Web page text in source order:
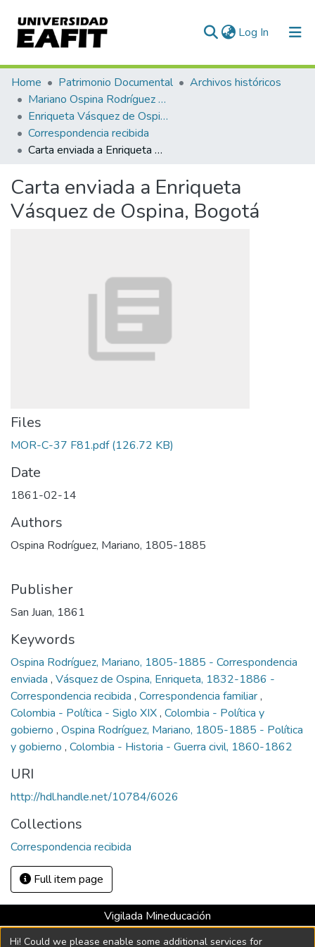
Log In (current)
Communities & Collections
All of DSpace
Statistics
Home Patrimonio Documental
Archivos históricos
Mariano Ospina Rodríguez (1826 -1912)
Enriqueta Vásquez de Ospina
Correspondencia recibida
Carta enviada a Enriqueta Vásquez de Ospina, Bogotá
Carta enviada a Enriqueta
Vásquez de Ospina, Bogotá
Files
MOR-C-37 F81.pdf(126.72 KB)
Date
1861-02-14
Authors
Ospina Rodríguez, Mariano, 1805-1885
Publisher
San Juan, 1861
Keywords
Ospina Rodríguez, Mariano, 1805-1885 - Correspondencia
enviada , Vásquez de Ospina, Enriqueta, 1832-1886 -
Correspondencia recibida , Correspondencia familiar,
Colombia - Política - Siglo XIX, Colombia - Política y
gobierno , Ospina Rodríguez, Mariano, 1805-1885 - Política
y gobierno , Colombia - Historia - Guerra civil, 1860-1862
URI
http://hdl.handle.net/10784/6026
Collections
Correspondencia recibida
Full item page
Vigilada Mineducación
Universidad con Acreditación Institucional hasta 2026 -
Hi! Could we please enable some additional services for